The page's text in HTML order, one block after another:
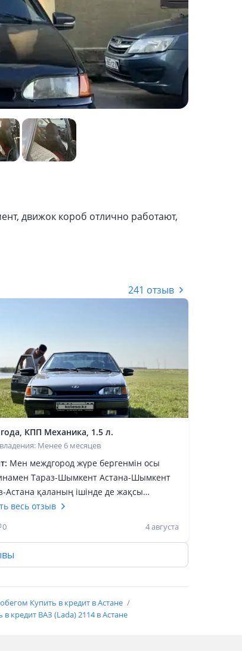
движок короб отлично работают,
241 отзыв
КПП Механика, 1.5 л.
Менее 6 месяцев
Мен междгород жүре бергенмін осы
Тараз-Шымкент Астана-Шымкент
Астана қаланың ішінде де жақсы
теппейді матор әлі ашылмады таза
Мен жұмысым темір жол праводник
кейін сатып жатырмын машина
досты. Бағасы телефонда
келіскен сумада беріп жіберем
весь отзыв
0 4 августа
Купить в кредит в Астане
кредит ВАЗ (Lada) 2114 в Астане